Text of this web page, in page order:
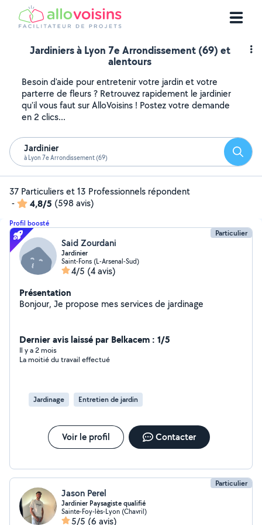
Jardiniers à Lyon 7e Arrondissement (69) et
alentours
Besoin d'aide pour entretenir votre jardin et votre
parterre de fleurs ? Retrouvez rapidement le jardinier
qu'il vous faut sur AlloVoisins ! Postez votre demande
en 2 clics...
Jardinier
à Lyon 7e Arrondissement (69)
37 Particuliers et 13 Professionnels répondent
-
4,8/5 (598 avis)
Profil boosté
Particulier
Said Zourdani
Jardinier
Saint-Fons (L-Arsenal-Sud)
4/5 (4 avis)
Présentation
Bonjour, Je propose mes services de jardinage
Dernier avis laissé par Belkacem : 1/5
Il y a 2 mois
La moitié du travail effectué
Jardinage Entretien de jardin
Voir le profil Contacter
Particulier
Jason Perel
Jardinier Paysagiste qualifié
Sainte-Foy-lès-Lyon (Chavril)
5/5 (6 avis)